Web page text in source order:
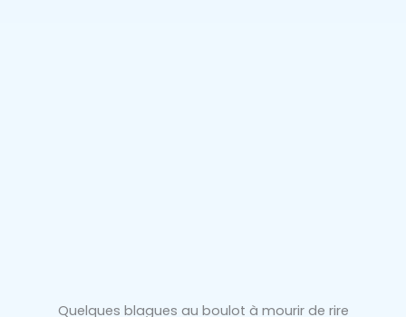
Quelques blagues au boulot à mourir de rire